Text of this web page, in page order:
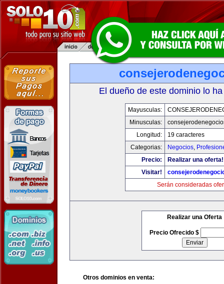
El dueño de este dominio lo
Mayusculas:
Minusculas:
Longitud:
19 caracteres
Categorias:
Negocios,
Precio:
Realizar una oferta!
Visitar!
Serán consideradas
Realizar una Oferta
Precio Ofrecido $
Otros dominios en venta: